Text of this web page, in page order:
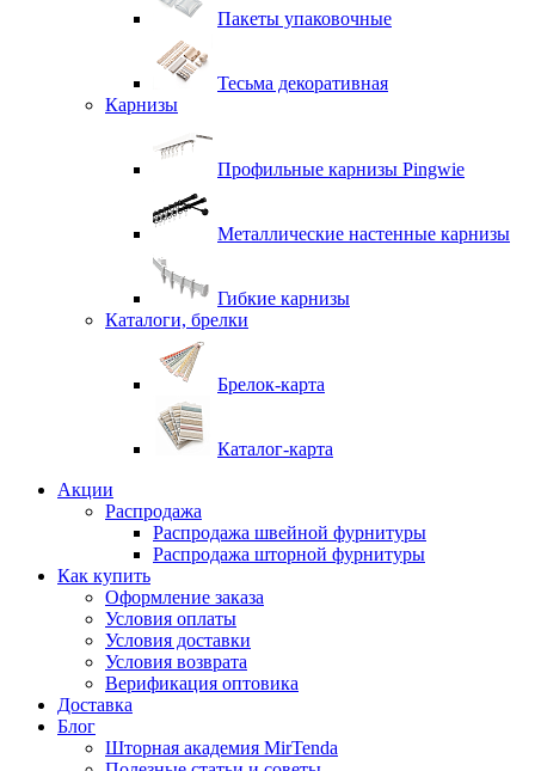
Пакеты упаковочные
Тесьма декоративная
Карнизы
Профильные карнизы Pingwie
Металлические настенные карнизы
Гибкие карнизы
Каталоги, брелки
Брелок-карта
Каталог-карта
Акции
Распродажа
Распродажа швейной фурнитуры
Распродажа шторной фурнитуры
Как купить
Оформление заказа
Условия оплаты
Условия доставки
Условия возврата
Верификация оптовика
Доставка
Блог
Шторная академия MirTenda